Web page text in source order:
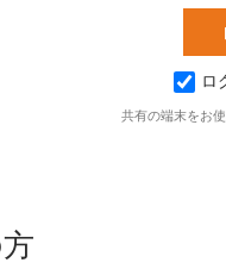
ロ
共有の端末をお